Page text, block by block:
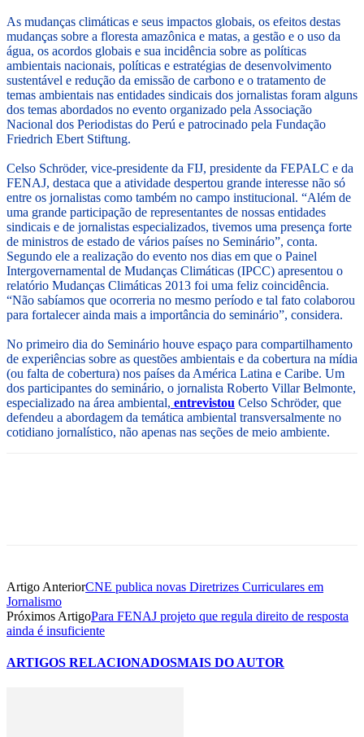
As mudanças climáticas e seus impactos globais, os efeitos destas
mudanças sobre a floresta amazônica e matas, a gestão e o uso da
água, os acordos globais e sua incidência sobre as políticas
ambientais nacionais, políticas e estratégias de desenvolvimento
sustentável e redução da emissão de carbono e o tratamento de
temas ambientais nas entidades sindicais dos jornalistas foram alguns
dos temas abordados no evento organizado pela Associação
Nacional dos Periodistas do Perú e patrocinado pela Fundação
Friedrich Ebert Stiftung.
Celso Schröder, vice-presidente da FIJ, presidente da FEPALC e da
FENAJ, destaca que a atividade despertou grande interesse não só
entre os jornalistas como também no campo institucional. “Além de
uma grande participação de representantes de nossas entidades
sindicais e de jornalistas especializados, tivemos uma presença forte
de ministros de estado de vários países no Seminário”, conta.
Segundo ele a realização do evento nos dias em que o Painel
Intergovernamental de Mudanças Climáticas (IPCC) apresentou o
relatório Mudanças Climáticas 2013 foi uma feliz coincidência.
“Não sabíamos que ocorreria no mesmo período e tal fato colaborou
para fortalecer ainda mais a importância do seminário”, considera.
No primeiro dia do Seminário houve espaço para compartilhamento
de experiências sobre as questões ambientais e da cobertura na mídia
(ou falta de cobertura) nos países da América Latina e Caribe. Um
dos participantes do seminário, o jornalista Roberto Villar Belmonte,
especializado na área ambiental, entrevistou Celso Schröder, que
defendeu a abordagem da temática ambiental transversalmente no
cotidiano jornalístico, não apenas nas seções de meio ambiente.
Artigo AnteriorCNE publica novas Diretrizes Curriculares em
Jornalismo
Próximos ArtigoPara FENAJ projeto que regula direito de resposta
ainda é insuficiente
ARTIGOS RELACIONADOSMAIS DO AUTOR